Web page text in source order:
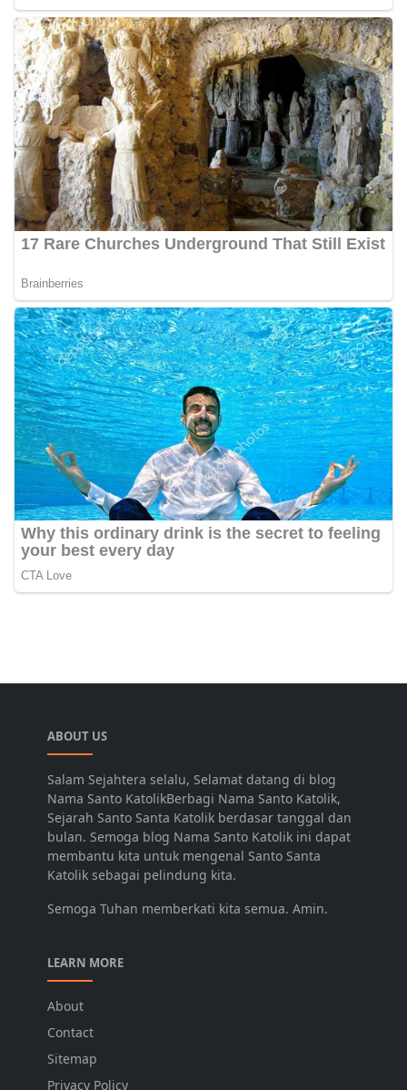
ABOUT US
Salam Sejahtera selalu, Selamat datang di blog
Nama Santo KatolikBerbagi Nama Santo Katolik,
Sejarah Santo Santa Katolik berdasar tanggal dan
bulan. Semoga blog Nama Santo Katolik ini dapat
membantu kita untuk mengenal Santo Santa
Katolik sebagai pelindung kita.
Semoga Tuhan memberkati kita semua. Amin.
LEARN MORE
About
Contact
Sitemap
Privacy Policy